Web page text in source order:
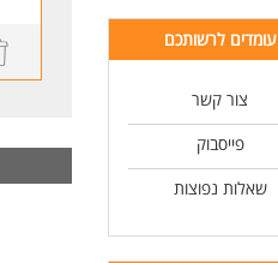
עומדים לרשותכם
צור קשר
פייסבוק
שאלות נפוצות
*